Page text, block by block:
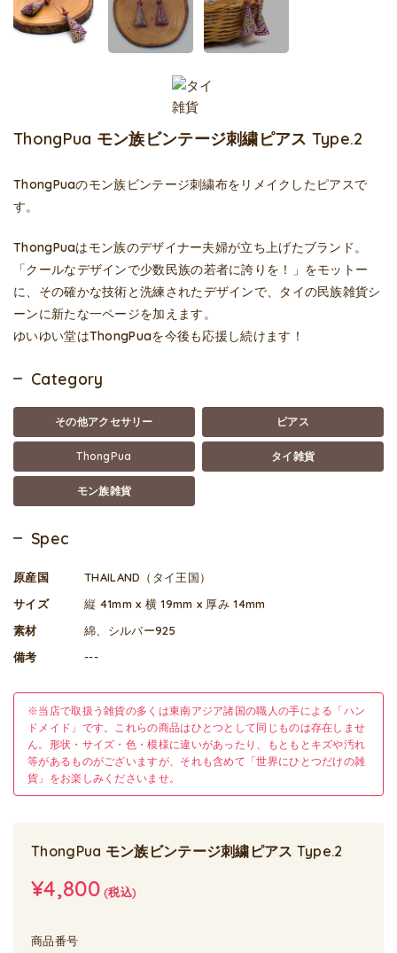
ThongPua モン族ビンテージ刺繍ピアス Type.2
ThongPuaのモン族ビンテージ刺繍布をリメイクしたピアスで
す。
ThongPuaはモン族のデザイナー夫婦が立ち上げたブランド。
「クールなデザインで少数民族の若者に誇りを！」をモットー
に、その確かな技術と洗練されたデザインで、タイの民族雑貨シ
ーンに新たな一ページを加えます。
ゆいゆい堂はThongPuaを今後も応援し続けます！
Category
その他アクセサリー ピアス
ThongPua タイ雑貨
モン族雑貨
Spec
原産国
THAILAND（タイ王国）
サイズ
縦 41mm x 横 19mm x 厚み 14mm
素材
綿、シルバー925
備考
---
※当店で取扱う雑貨の多くは東南アジア諸国の職人の手による「ハン
ドメイド」です。これらの商品はひとつとして同じものは存在しませ
ん。形状・サイズ・色・模様に違いがあったり、もともとキズや汚れ
等があるものがございますが、それも含めて「世界にひとつだけの雑
貨」をお楽しみくださいませ。
ThongPua モン族ビンテージ刺繍ピアス Type.2
¥4,800(税込)
商品番号